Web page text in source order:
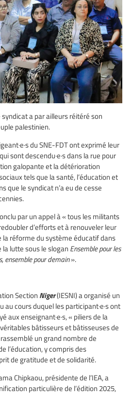
a par ailleurs réitéré son
palestinien.
du SNE-FDT ont exprimé leur
sont descendu·e·s dans la rue pour
galopante et la détérioration
tels que la santé, l’éducation et
que le syndicat n’a eu de cesse
par un appel à « tous les militants
d’efforts et à renouveler leur
réforme du système éducatif dans
lutte sous le slogan Ensemble pour les
ensemble pour demain».
Section Niger(IESNI) a organisé un
cours duquel les participant·e·s ont
aux enseignant·e·s, « piliers de la
bâtisseurs et bâtisseuses de
un grand nombre de
l’éducation, y compris des
de gratitude et de solidarité.
Chipkaou, présidente de l’IEA, a
particulière de l’édition 2025,